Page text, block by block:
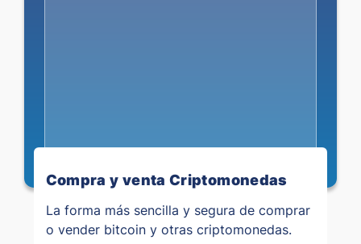
Compra y venta Criptomonedas
La forma más sencilla y segura de comprar
o vender bitcoin y otras criptomonedas.